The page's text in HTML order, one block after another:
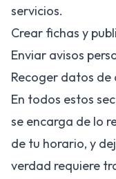
servicios.
Crear fichas y
Enviar avisos
Recoger datos
En todos estos
se encarga de lo
de tu horario, y
verdad requiere